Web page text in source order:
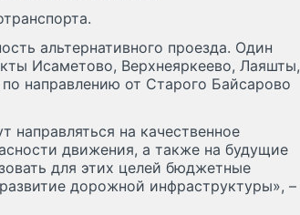
альтернативного проезда. Один
Исаметово, Верхнеяркеево, Лаяшты,
направлению от Старого Байсарово
направляться на качественное
движения, а также на будущие
для этих целей бюджетные
дорожной инфраструктуры», –